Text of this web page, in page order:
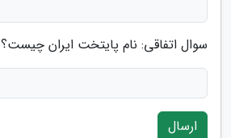
سوال اتفاقی: نام پایتخت ایران چیست؟
ارسال